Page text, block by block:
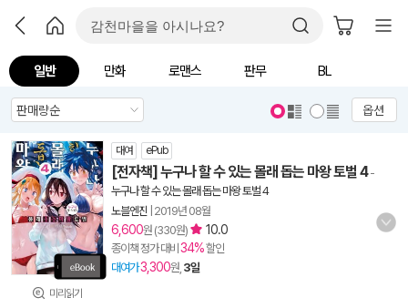
일반 만화 로맨스 판무 BL
옵션
미리읽기
대여 ePub
[전자책] 누구나 할 수 있는 몰래 돕는 마왕 토벌 4-
누구나 할 수 있는 몰래 돕는 마왕 토벌 4
노블엔진 2019년 08월
6,600원 (330원) 10.0
종이책 정가 대비 34%할인
대여가3,300원, 3일